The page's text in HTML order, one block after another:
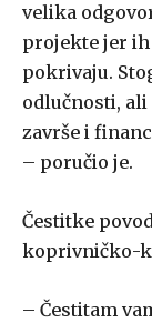
velika
projekte jer
pokrivaju.
odlučnosti,
završe i
– poručio je.
Čestitke
koprivničko-
– Čestitam